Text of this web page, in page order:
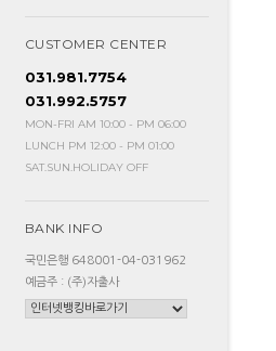
CUSTOMER CENTER
031.981.7754
031.992.5757
MON-FRI AM 10:00 - PM 06:00
LUNCH PM 12:00 - PM 01:00
SAT.SUN.HOLIDAY OFF
BANK INFO
국민은행 648001-04-031962
예금주 : (주)자출사